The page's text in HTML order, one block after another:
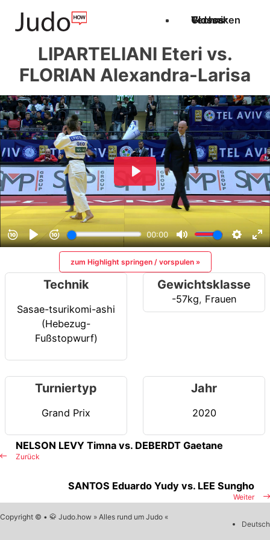
Techniken
Videos
Glossar
LIPARTELIANI Eteri vs.
FLORIAN Alexandra-Larisa
zum Highlight springen / vorspulen »
Technik
Sasae-tsurikomi-ashi
(Hebezug-
Fußstopwurf)
Gewichtsklasse
-57kg, Frauen
Turniertyp
Grand Prix
Jahr
2020
Zurück
NELSON LEVY Timna vs. DEBERDT Gaetane
Weiter
SANTOS Eduardo Yudy vs. LEE Sungho
Copyright © • 🥋 Judo.how » Alles rund um Judo «
Deutsch